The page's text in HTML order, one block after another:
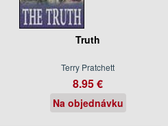
Truth
Terry Pratchett
8.95 €
Na objednávku